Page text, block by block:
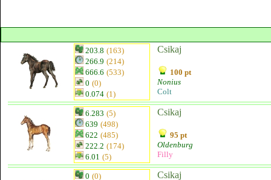
203.8 (163)
266.9 (214)
666.6 (533)
0 (0)
0.074 (1)
Csikaj
100 pt
Nonius
Colt
6.283 (5)
639 (498)
622 (485)
222.2 (174)
6.01 (5)
Csikaj
95 pt
Oldenburg
Filly
0 (0)
Csikaj